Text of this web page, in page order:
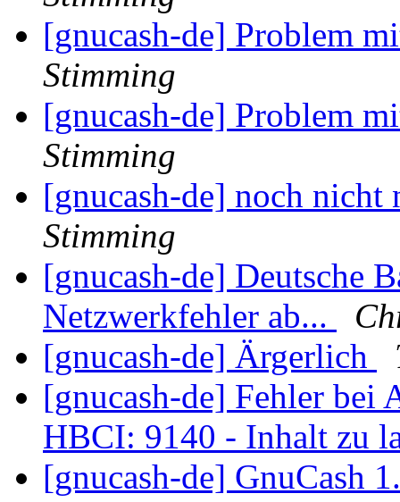
[gnucash-de] Problem
Stimming
[gnucash-de] Problem
Stimming
[gnucash-de] noch
Stimming
[gnucash-de] Deutsche
Netzwerkfehler ab...
[gnucash-de] Ärgerlich
[gnucash-de] Fehler bei
HBCI: 9140 - Inhalt zu
[gnucash-de] GnuCash